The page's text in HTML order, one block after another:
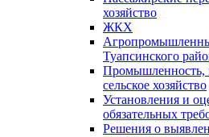
хозяйство
ЖКХ
Туапсинского
Промышленность,
сельское хозяйство
Установления и
обязательных
Решения о